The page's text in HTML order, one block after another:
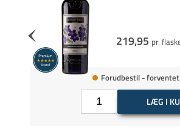
219,95 pr.
Forudbestil -
LÆG I